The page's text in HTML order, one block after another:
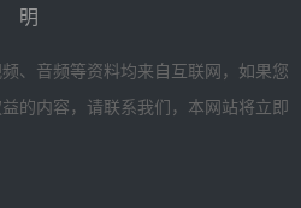
明
、音频等资料均来自互联网，如果您
的内容，请联系我们，本网站将立即